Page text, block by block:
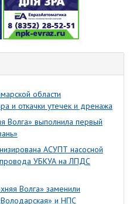
области
и откачки утечек и дренажа
Волга» выполнила первый
АСУПТ насосной
УБКУА на ЛПДС
Волга» заменили
и НПС